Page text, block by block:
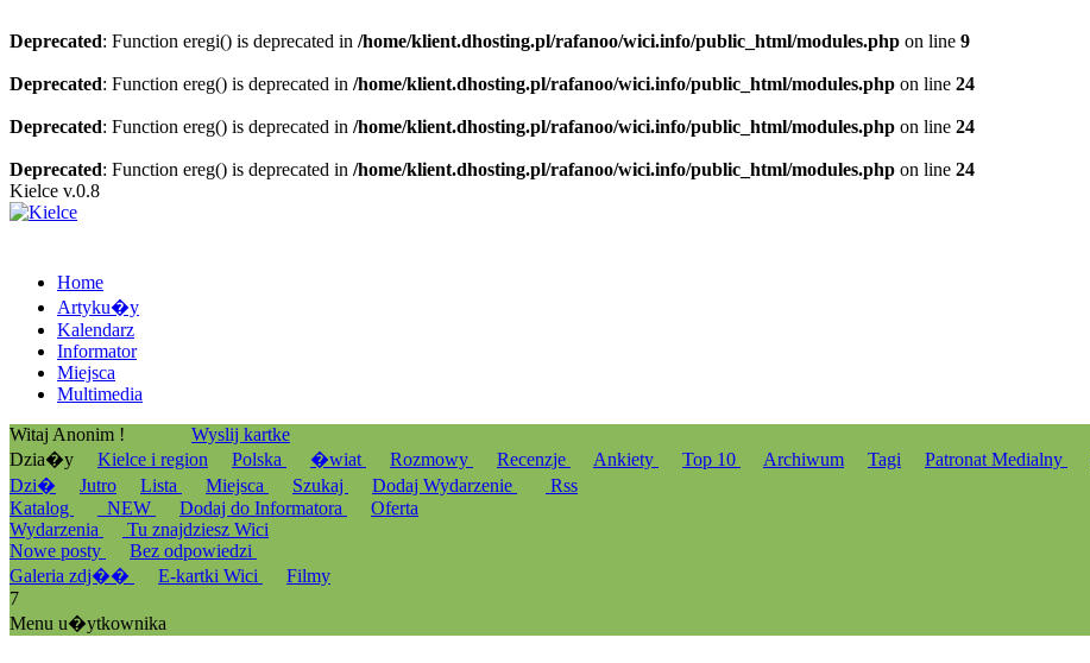
Deprecated: Function eregi() is deprecated in /home/klient.dhosting.pl/rafanoo/wici.info/public_html/modules.php on line 9
Deprecated: Function ereg() is deprecated in /home/klient.dhosting.pl/rafanoo/wici.info/public_html/modules.php on line 24
Deprecated: Function ereg() is deprecated in /home/klient.dhosting.pl/rafanoo/wici.info/public_html/modules.php on line 24
Deprecated: Function ereg() is deprecated in /home/klient.dhosting.pl/rafanoo/wici.info/public_html/modules.php on line 24
Kielce v.0.8
Home
Artyku�y
Kalendarz
Informator
Miejsca
Multimedia
Witaj Anonim !
Wyslij kartke
Dzia�y
Kielce i region Polska �wiat Rozmowy Recenzje Ankiety Top 10 Archiwum Tagi Patronat Medialny
Dzi�
Jutro Lista Miejsca Szukaj Dodaj Wydarzenie
Rss
Katalog
_NEW Dodaj do Informatora
Oferta
Wydarzenia
Tu znajdziesz Wici
Nowe posty
Bez odpowiedzi
Galeria zdj��
E-kartki Wici
Filmy
7
Menu u�ytkownika